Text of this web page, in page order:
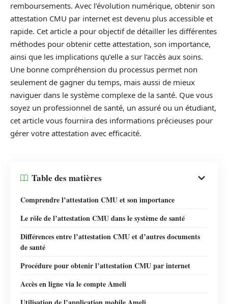
remboursements. Avec l’évolution numérique, obtenir son
attestation CMU par internet est devenu plus accessible et
rapide. Cet article a pour objectif de détailler les différentes
méthodes pour obtenir cette attestation, son importance,
ainsi que les implications qu’elle a sur l’accès aux soins.
Une bonne compréhension du processus permet non
seulement de gagner du temps, mais aussi de mieux
naviguer dans le système complexe de la santé. Que vous
soyez un professionnel de santé, un assuré ou un étudiant,
cet article vous fournira des informations précieuses pour
gérer votre attestation avec efficacité.
Table des matières
Comprendre l’attestation CMU et son importance
Le rôle de l’attestation CMU dans le système de santé
Différences entre l’attestation CMU et d’autres documents
de santé
Procédure pour obtenir l’attestation CMU par internet
Accès en ligne via le compte Ameli